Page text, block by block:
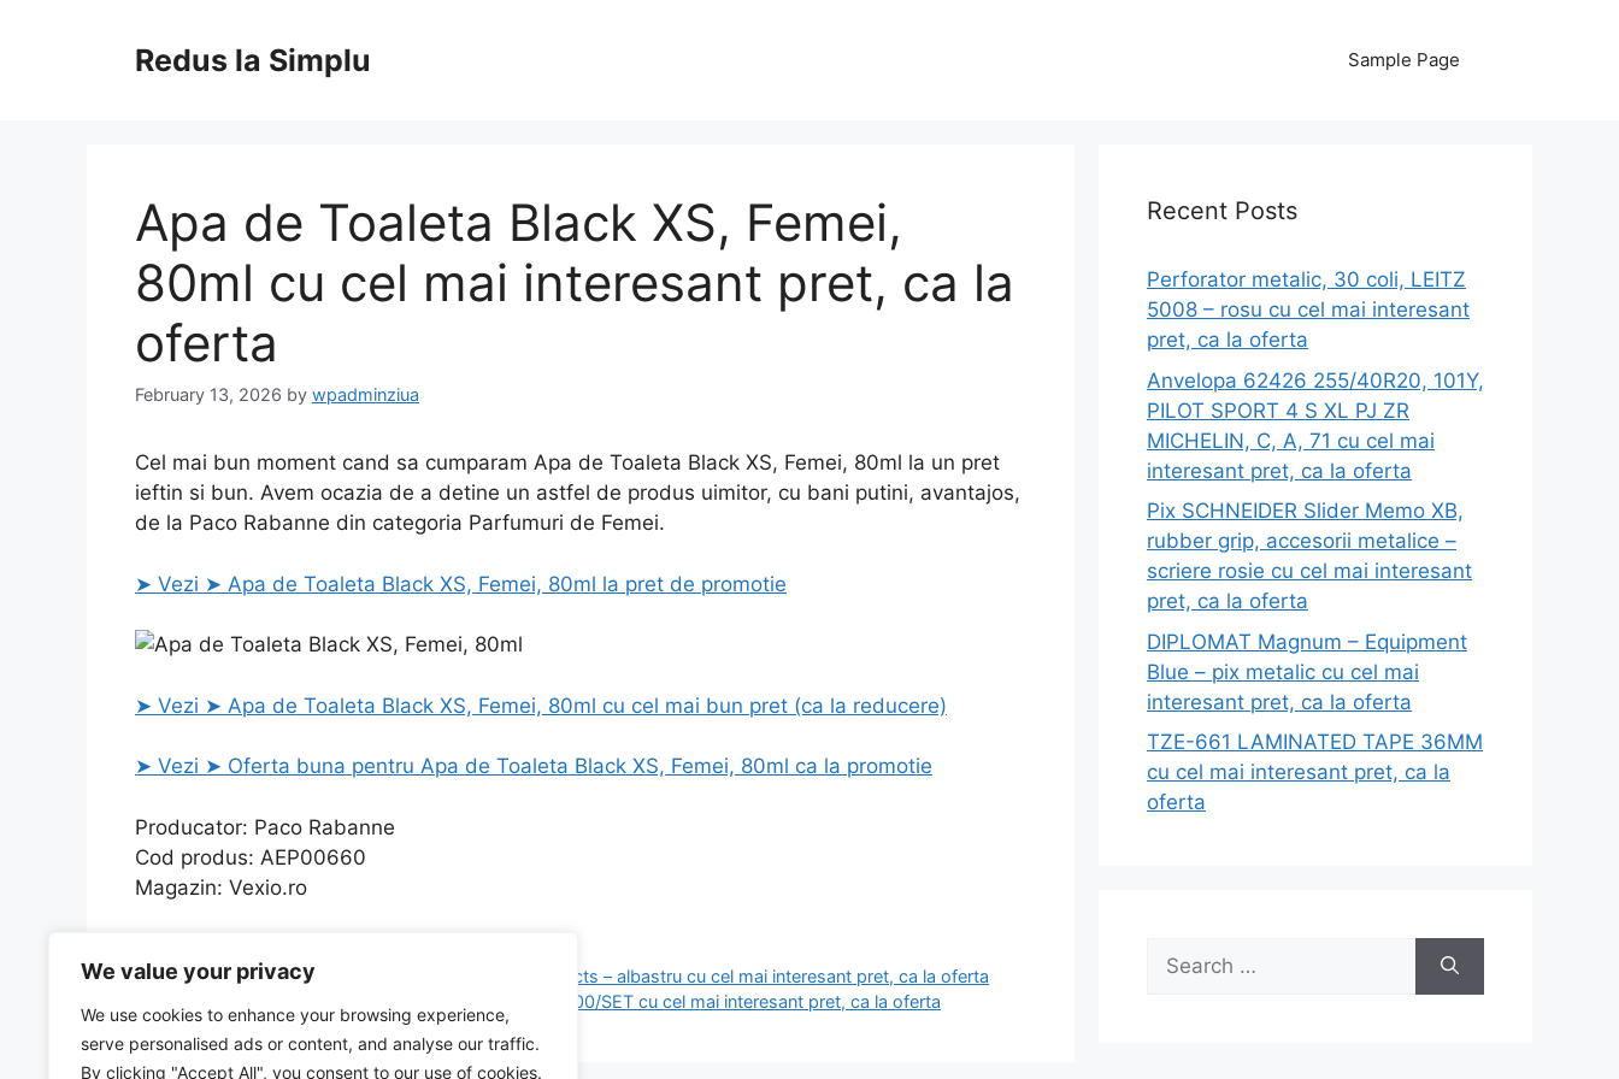
We value your privacy
We use cookies to enhance your browsing experience,
serve personalised ads or content, and analyse our traffic.
By clicking "Accept All", you consent to our use of cookies.
Redus la Simplu Sample Page
Apa de Toaleta Black XS, Femei,
80ml cu cel mai interesant pret, ca la
oferta
February 13, 2026 by wpadminziua
Cel mai bun moment cand sa cumparam Apa de Toaleta Black XS, Femei, 80ml la un pret
ieftin si bun. Avem ocazia de a detine un astfel de produs uimitor, cu bani putini, avantajos,
de la Paco Rabanne din categoria Parfumuri de Femei.
➤ Vezi ➤ Apa de Toaleta Black XS, Femei, 80ml la pret de promotie
➤ Vezi ➤ Apa de Toaleta Black XS, Femei, 80ml cu cel mai bun pret (ca la reducere)
➤ Vezi ➤ Oferta buna pentru Apa de Toaleta Black XS, Femei, 80ml ca la promotie
Producator: Paco Rabanne
Cod produs: AEP00660
Magazin: Vexio.ro
Capsator metalic 40 coli, capse 26/6, Office Products – albastru cu cel mai interesant pret, ca la oferta
SURUBURI MONTAJ PLATE NEGRE 4.2X16MM, 1000/SET cu cel mai interesant pret, ca la oferta
Recent Posts
Perforator metalic, 30 coli, LEITZ
5008 – rosu cu cel mai interesant
pret, ca la oferta
Anvelopa 62426 255/40R20, 101Y,
PILOT SPORT 4 S XL PJ ZR
MICHELIN, C, A, 71 cu cel mai
interesant pret, ca la oferta
Pix SCHNEIDER Slider Memo XB,
rubber grip, accesorii metalice –
scriere rosie cu cel mai interesant
pret, ca la oferta
DIPLOMAT Magnum – Equipment
Blue – pix metalic cu cel mai
interesant pret, ca la oferta
TZE-661 LAMINATED TAPE 36MM
cu cel mai interesant pret, ca la
oferta
Search
for: